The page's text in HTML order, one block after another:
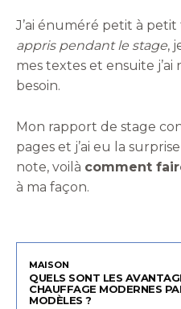
J’ai énuméré petit à
appris pendant le stage,
mes textes et ensuite j’ai
besoin.
Mon rapport de stage
pages et j’ai eu la
note, voilà comment
à ma façon.
MAISON
QUELS SONT LES
CHAUFFAGE MODERNES
MODÈLES ?